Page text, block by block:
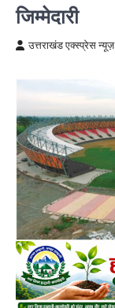
जिम्मेदारी
उत्तराखंड एक्स्प्रेस न्यूज़